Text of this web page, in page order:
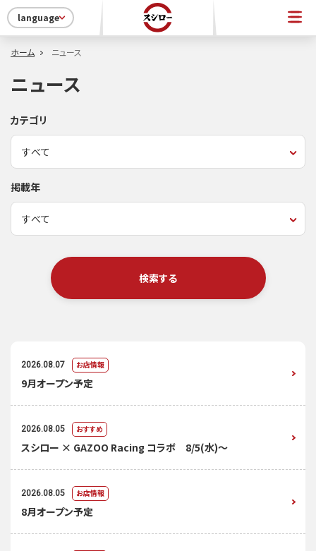
language
ホーム ニュース
ニュース
カテゴリ
掲載年
検索する
2026.08.07 お店情報
9月オープン予定
2026.08.05 おすすめ
スシロー × GAZOO Racing コラボ 8/5(水)～
2026.08.05 お店情報
8月オープン予定